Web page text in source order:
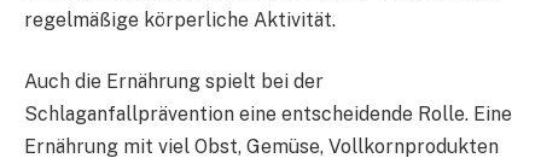
regelmäßige körperliche Aktivität.
Auch die Ernährung spielt bei der
Schlaganfallprävention eine entscheidende Rolle. Eine
Ernährung mit viel Obst, Gemüse, Vollkornprodukten